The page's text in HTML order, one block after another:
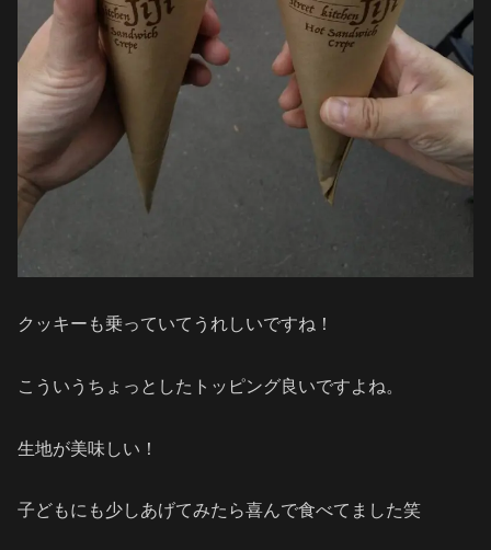
クッキーも乗っていてうれしいですね！
こういうちょっとしたトッピング良いですよね。
生地が美味しい！
子どもにも少しあげてみたら喜んで食べてました笑